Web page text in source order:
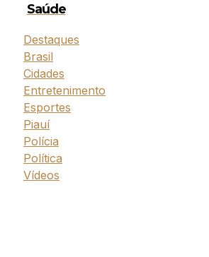
Saúde
Destaques
Brasil
Cidades
Entretenimento
Esportes
Piauí
Polícia
Política
Vídeos